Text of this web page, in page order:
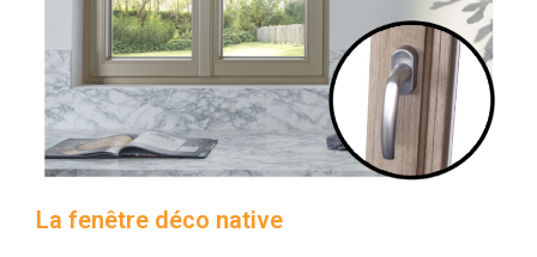
La fenêtre déco native